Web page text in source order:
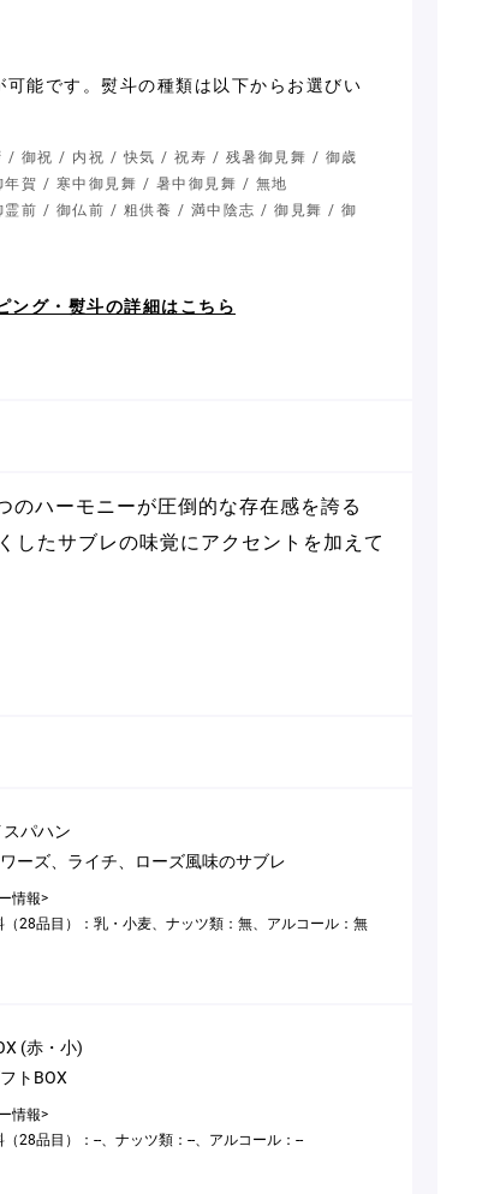
能です。熨斗の種類は以下からお選びい
/ 御祝 / 内祝 / 快気 / 祝寿 / 残暑御見舞 / 御歳
賀 / 寒中御見舞 / 暑中御見舞 / 無地
前 / 御仏前 / 粗供養 / 満中陰志 / 御見舞 / 御
ング・熨斗の詳細はこちら
のハーモニーが圧倒的な存在感を誇る
したサブレの味覚にアクセントを加えて
パハン
ーズ、ライチ、ローズ風味のサブレ
情報>
（28品目）：乳・小麦、ナッツ類：無、アルコール：無
(赤・小)
トBOX
情報>
28品目）：--、ナッツ類：--、アルコール：--